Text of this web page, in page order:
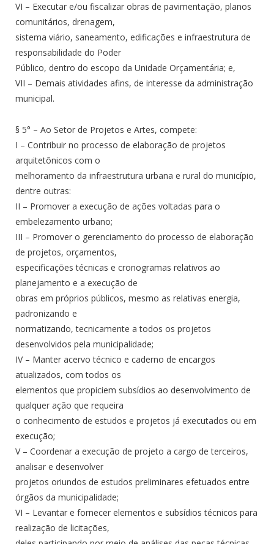
VI – Executar e/ou fiscalizar obras de pavimentação, planos
comunitários, drenagem,
sistema viário, saneamento, edificações e infraestrutura de
responsabilidade do Poder
Público, dentro do escopo da Unidade Orçamentária; e,
VII – Demais atividades afins, de interesse da administração
municipal.
§ 5° – Ao Setor de Projetos e Artes, compete:
I – Contribuir no processo de elaboração de projetos
arquitetônicos com o
melhoramento da infraestrutura urbana e rural do município,
dentre outras:
II – Promover a execução de ações voltadas para o
embelezamento urbano;
III – Promover o gerenciamento do processo de elaboração
de projetos, orçamentos,
especificações técnicas e cronogramas relativos ao
planejamento e a execução de
obras em próprios públicos, mesmo as relativas energia,
padronizando e
normatizando, tecnicamente a todos os projetos
desenvolvidos pela municipalidade;
IV – Manter acervo técnico e caderno de encargos
atualizados, com todos os
elementos que propiciem subsídios ao desenvolvimento de
qualquer ação que requeira
o conhecimento de estudos e projetos já executados ou em
execução;
V – Coordenar a execução de projeto a cargo de terceiros,
analisar e desenvolver
projetos oriundos de estudos preliminares efetuados entre
órgãos da municipalidade;
VI – Levantar e fornecer elementos e subsídios técnicos para
realização de licitações,